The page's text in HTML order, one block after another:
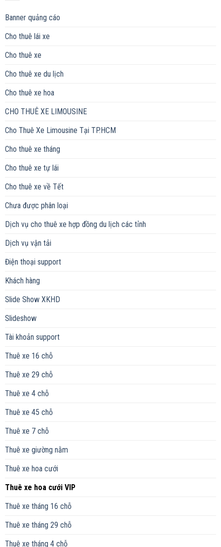
Banner quảng cáo
Cho thuê lái xe
Cho thuê xe
Cho thuê xe du lịch
Cho thuê xe hoa
CHO THUÊ XE LIMOUSINE
Cho Thuê Xe Limousine Tại TP.HCM
Cho thuê xe tháng
Cho thuê xe tự lái
Cho thuê xe về Tết
Chưa được phân loại
Dịch vụ cho thuê xe hợp đồng du lịch các tỉnh
Dịch vụ vận tải
Điện thoại support
Khách hàng
Slide Show XKHD
Slideshow
Tài khoản support
Thuê xe 16 chỗ
Thuê xe 29 chỗ
Thuê xe 4 chỗ
Thuê xe 45 chỗ
Thuê xe 7 chỗ
Thuê xe giường nằm
Thuê xe hoa cưới
Thuê xe hoa cưới VIP
Thuê xe tháng 16 chỗ
Thuê xe tháng 29 chỗ
Thuê xe tháng 4 chỗ